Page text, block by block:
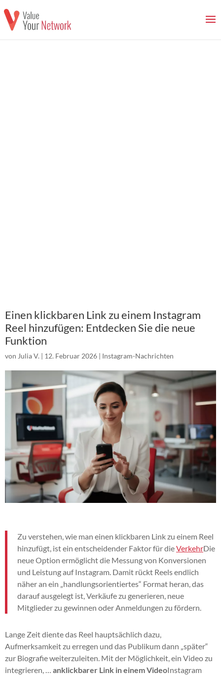
Einen klickbaren Link zu einem Instagram
Reel hinzufügen: Entdecken Sie die neue
Funktion
von Julia V. | 12. Februar 2026 | Instagram-Nachrichten
Zu verstehen, wie man einen klickbaren Link zu einem Reel
hinzufügt, ist ein entscheidender Faktor für dieVerkehrDie
neue Option ermöglicht die Messung von Konversionen
und Leistung auf Instagram. Damit rückt Reels endlich
näher an ein „handlungsorientiertes“ Format heran, das
darauf ausgelegt ist, Verkäufe zu generieren, neue
Mitglieder zu gewinnen oder Anmeldungen zu fördern.
Lange Zeit diente das Reel hauptsächlich dazu,
Aufmerksamkeit zu erregen und das Publikum dann „später“
zur Biografie weiterzuleiten. Mit der Möglichkeit, ein Video zu
integrieren, … anklickbarer Link in einem VideoInstagram